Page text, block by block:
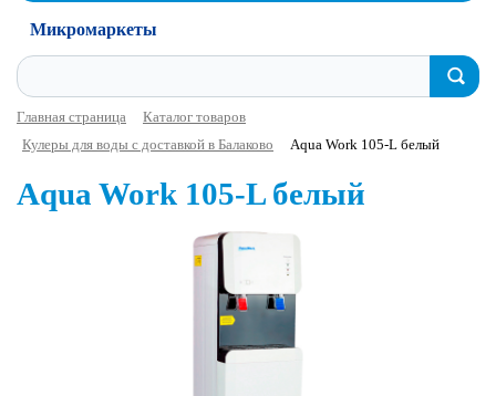
Микромаркеты
Главная страница
Каталог товаров
Кулеры для воды с доставкой в Балаково
Aqua Work 105-L белый
Aqua Work 105-L белый